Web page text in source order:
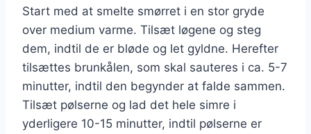
Start med at smelte smørret i en stor gryde
over medium varme. Tilsæt løgene og steg
dem, indtil de er bløde og let gyldne. Herefter
tilsættes brunkålen, som skal sauteres i ca. 5-7
minutter, indtil den begynder at falde sammen.
Tilsæt pølserne og lad det hele simre i
yderligere 10-15 minutter, indtil pølserne er